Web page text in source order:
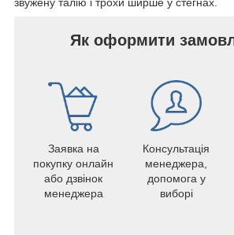
Як оформити
Заявка на
покупку онлайн
або дзвінок
менеджера
Консультація
менеджера,
допомога у
виборі